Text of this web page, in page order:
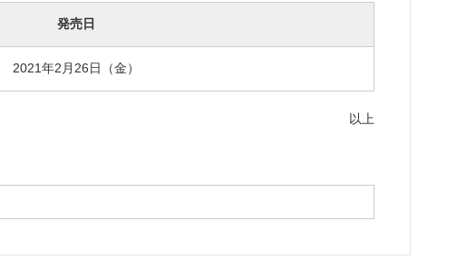
発売日
2021年2月26日（金）
以上